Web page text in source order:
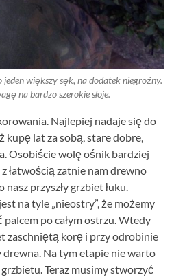
jeden większy sęk, na dodatek niegroźny.
na bardzo szerokie słoje.
Najlepiej nadaje się do
kupę lat za sobą, stare dobre,
Osobiście wolę ośnik bardziej
łatwością zatnie nam drewno
przyszły grzbiet łuku.
na tyle „nieostry”, że możemy
po całym ostrzu. Wtedy
zaschniętą korę i przy odrobinie
drewna. Na tym etapie nie warto
Teraz musimy stworzyć